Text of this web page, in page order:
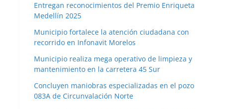
Entregan reconocimientos del Premio Enriqueta
Medellín 2025
Municipio fortalece la atención ciudadana con
recorrido en Infonavit Morelos
Municipio realiza mega operativo de limpieza y
mantenimiento en la carretera 45 Sur
Concluyen maniobras especializadas en el pozo
083A de Circunvalación Norte